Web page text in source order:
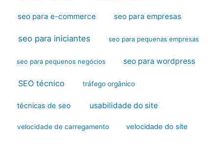
seo para e-commerce seo para empresas
seo para iniciantes seo para pequenas empresas
seo para pequenos negócios seo para wordpress
SEO técnico tráfego orgânico
técnicas de seo usabilidade do site
velocidade de carregamento velocidade do site